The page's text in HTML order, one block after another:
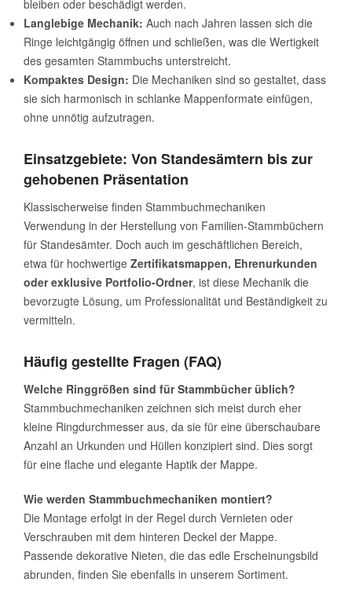
bleiben oder beschädigt werden.
Langlebige Mechanik: Auch nach Jahren lassen sich die
Ringe leichtgängig öffnen und schließen, was die Wertigkeit
des gesamten Stammbuchs unterstreicht.
Kompaktes Design: Die Mechaniken sind so gestaltet, dass
sie sich harmonisch in schlanke Mappenformate einfügen,
ohne unnötig aufzutragen.
Einsatzgebiete: Von Standesämtern bis zur
gehobenen Präsentation
Klassischerweise finden Stammbuchmechaniken
Verwendung in der Herstellung von Familien-Stammbüchern
für Standesämter. Doch auch im geschäftlichen Bereich,
etwa für hochwertige Zertifikatsmappen, Ehrenurkunden
oder exklusive Portfolio-Ordner, ist diese Mechanik die
bevorzugte Lösung, um Professionalität und Beständigkeit zu
vermitteln.
Häufig gestellte Fragen (FAQ)
Welche Ringgrößen sind für Stammbücher üblich?
Stammbuchmechaniken zeichnen sich meist durch eher
kleine Ringdurchmesser aus, da sie für eine überschaubare
Anzahl an Urkunden und Hüllen konzipiert sind. Dies sorgt
für eine flache und elegante Haptik der Mappe.
Wie werden Stammbuchmechaniken montiert?
Die Montage erfolgt in der Regel durch Vernieten oder
Verschrauben mit dem hinteren Deckel der Mappe.
Passende dekorative Nieten, die das edle Erscheinungsbild
abrunden, finden Sie ebenfalls in unserem Sortiment.